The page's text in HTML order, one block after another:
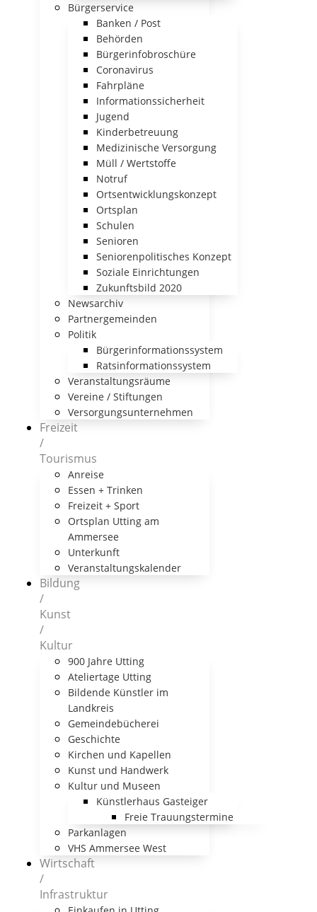
Bürgerservice
Banken / Post
Behörden
Bürgerinfobroschüre
Coronavirus
Fahrpläne
Informationssicherheit
Jugend
Kinderbetreuung
Medizinische Versorgung
Müll / Wertstoffe
Notruf
Ortsentwicklungskonzept
Ortsplan
Schulen
Senioren
Seniorenpolitisches Konzept
Soziale Einrichtungen
Zukunftsbild 2020
Newsarchiv
Partnergemeinden
Politik
Bürgerinformationssystem
Ratsinformationssystem
Veranstaltungsräume
Vereine / Stiftungen
Versorgungsunternehmen
Freizeit
/
Tourismus
Anreise
Essen + Trinken
Freizeit + Sport
Ortsplan Utting am
Ammersee
Unterkunft
Veranstaltungskalender
Bildung
/
Kunst
/
Kultur
900 Jahre Utting
Ateliertage Utting
Bildende Künstler im
Landkreis
Gemeindebücherei
Geschichte
Kirchen und Kapellen
Kunst und Handwerk
Kultur und Museen
Künstlerhaus Gasteiger
Freie Trauungstermine
Parkanlagen
VHS Ammersee West
Wirtschaft
/
Infrastruktur